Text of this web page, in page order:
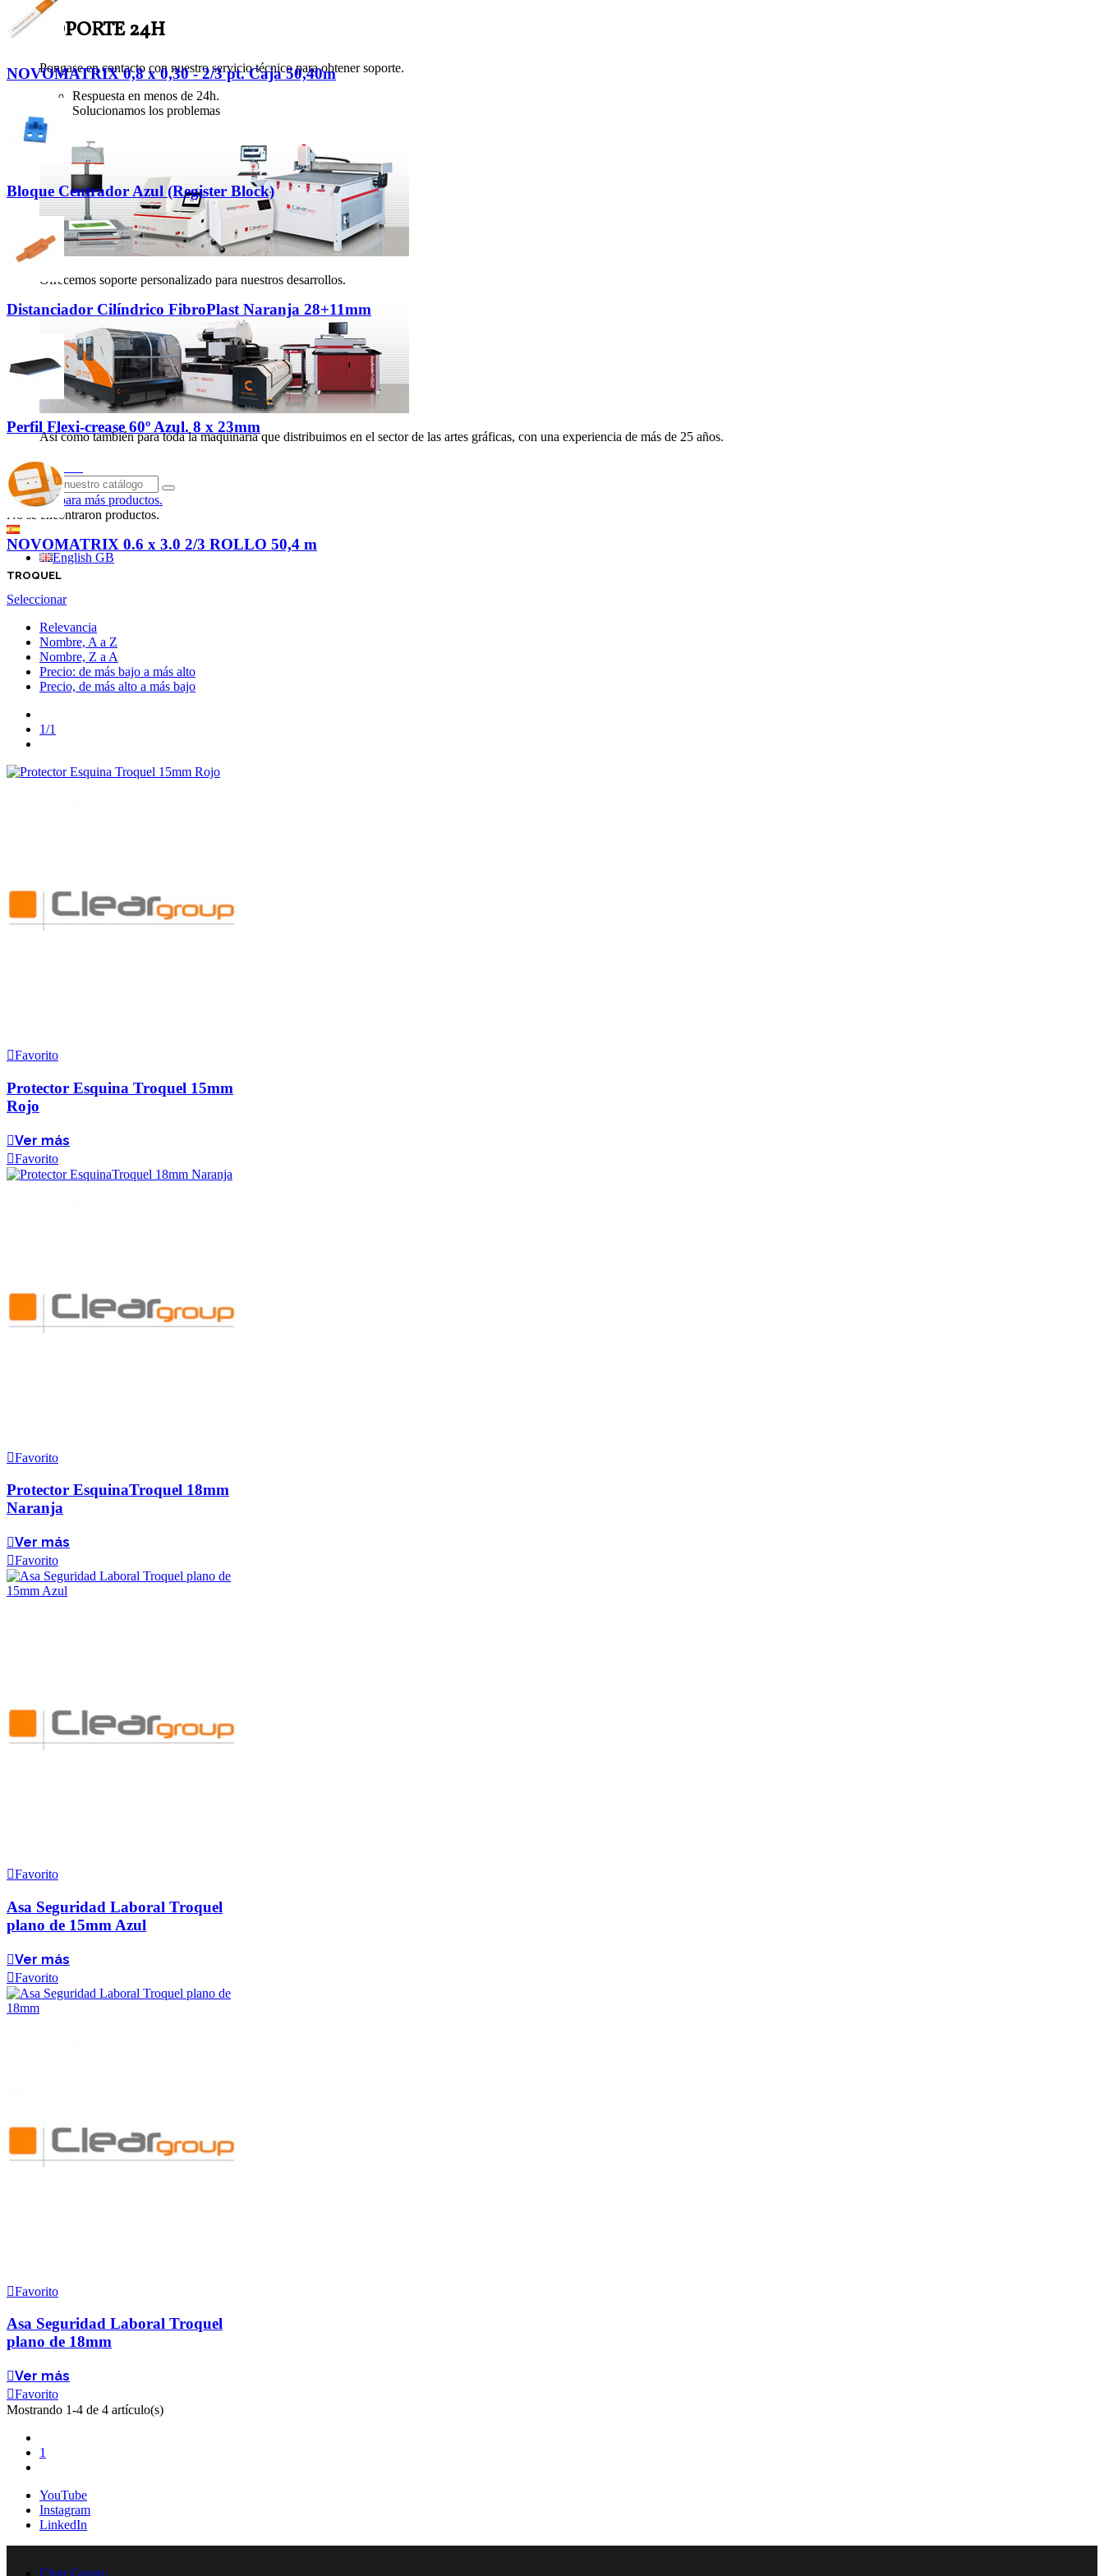
SOPORTE 24H
Pongase en contacto con nuestro servicio técnico para obtener soporte.
Respuesta en menos de 24h.
Solucionamos los problemas
Ofrecemos soporte personalizado para nuestros desarrollos.
Así como también para toda la maquinaria que distribuimos en el sector de las artes gráficas, con una experiencia de más de 25 años.
Iniciar sesión
Haga clic para más productos.
No se encontraron productos.
English GB
NOVOMATRIX 0,8 x 0,30 - 2/3 pt. Caja 50,40m
Bloque Centrador Azul (Register Block)
Distanciador Cilíndrico FibroPlast Naranja 28+11mm
Perfil Flexi-crease 60º Azul. 8 x 23mm
NOVOMATRIX 0.6 x 3.0 2/3 ROLLO 50,4 m
TROQUEL
Seleccionar
Relevancia
Nombre, A a Z
Nombre, Z a A
Precio: de más bajo a más alto
Precio, de más alto a más bajo
1/1
Favorito
Protector Esquina Troquel 15mm
Rojo
Ver más
Favorito
Favorito
Protector EsquinaTroquel 18mm
Naranja
Ver más
Favorito
Favorito
Asa Seguridad Laboral Troquel
plano de 15mm Azul
Ver más
Favorito
Favorito
Asa Seguridad Laboral Troquel
plano de 18mm
Ver más
Favorito
Mostrando 1-4 de 4 artículo(s)
1
YouTube
Instagram
LinkedIn
Clear Group